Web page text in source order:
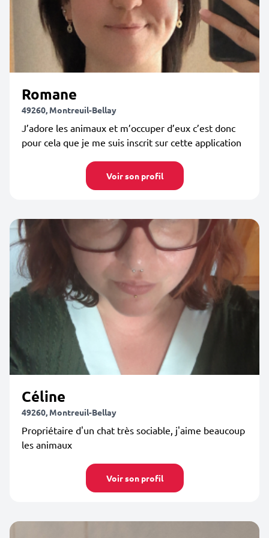
Romane
49260, Montreuil-Bellay
J’adore les animaux et m’occuper d’eux c’est donc
pour cela que je me suis inscrit sur cette application
Voir son profil
Céline
49260, Montreuil-Bellay
Propriétaire d'un chat très sociable, j'aime beaucoup
les animaux
Voir son profil